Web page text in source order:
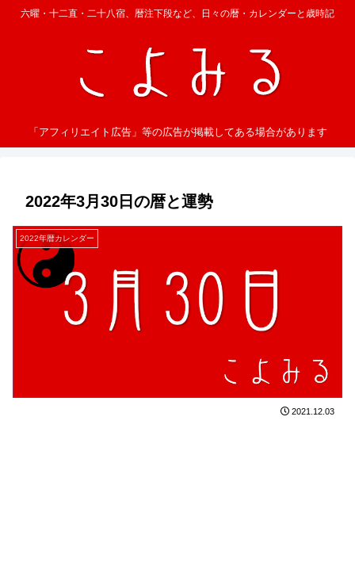
六曜・十二直・二十八宿、暦注下段など、日々の暦・カレンダーと歳時記
「アフィリエイト広告」等の広告が掲載してある場合があります
2022年3月30日の暦と運勢
2022年暦カレンダー
2021.12.03